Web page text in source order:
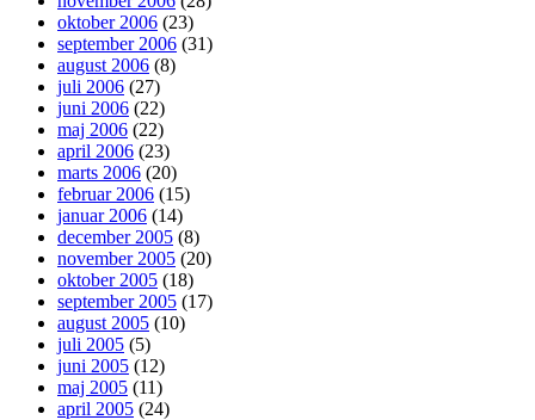
oktober 2006 (23)
september 2006 (31)
august 2006 (8)
juli 2006 (27)
juni 2006 (22)
maj 2006 (22)
april 2006 (23)
marts 2006 (20)
februar 2006 (15)
januar 2006 (14)
december 2005 (8)
november 2005 (20)
oktober 2005 (18)
september 2005 (17)
august 2005 (10)
juli 2005 (5)
juni 2005 (12)
maj 2005 (11)
april 2005 (24)